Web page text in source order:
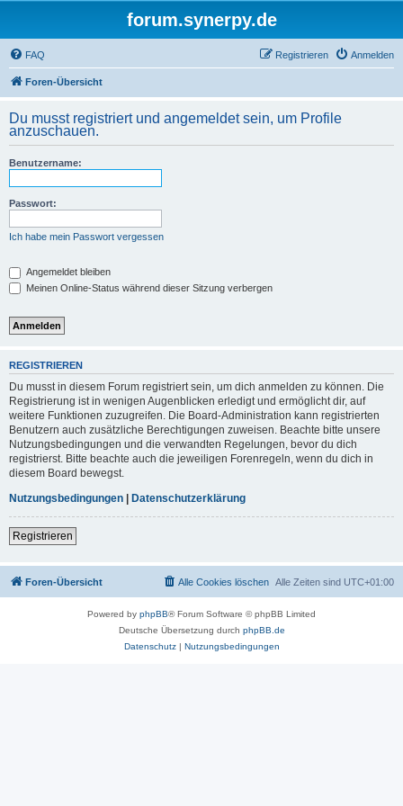
forum.synerpy.de
FAQ Anmelden
Registrieren
Foren-Übersicht
Du musst registriert und angemeldet sein, um Profile
anzuschauen.
Benutzername:
Passwort:
Ich habe mein Passwort vergessen
Angemeldet bleiben
Meinen Online-Status während dieser Sitzung verbergen
REGISTRIEREN
Du musst in diesem Forum registriert sein, um dich anmelden zu können. Die
Registrierung ist in wenigen Augenblicken erledigt und ermöglicht dir, auf
weitere Funktionen zuzugreifen. Die Board-Administration kann registrierten
Benutzern auch zusätzliche Berechtigungen zuweisen. Beachte bitte unsere
Nutzungsbedingungen und die verwandten Regelungen, bevor du dich
registrierst. Bitte beachte auch die jeweiligen Forenregeln, wenn du dich in
diesem Board bewegst.
Nutzungsbedingungen | Datenschutzerklärung
Registrieren
Foren-Übersicht Alle Zeiten sind UTC+01:00
Alle Cookies löschen
Powered by phpBB® Forum Software © phpBB Limited
Deutsche Übersetzung durch phpBB.de
Datenschutz| Nutzungsbedingungen